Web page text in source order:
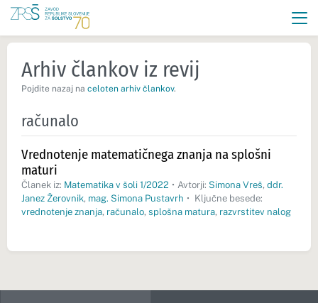
Arhiv člankov iz revij
Pojdite nazaj na celoten arhiv člankov.
računalo
Vrednotenje matematičnega znanja na splošni
maturi
Članek iz: Matematika v šoli 1/2022 • Avtorji: Simona Vreš, ddr.
Janez Žerovnik, mag. Simona Pustavrh • Ključne besede:
vrednotenje znanja, računalo, splošna matura, razvrstitev nalog